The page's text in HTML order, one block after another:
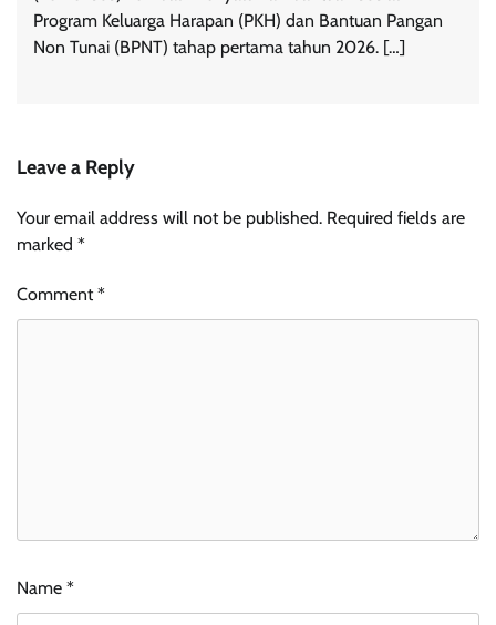
Program Keluarga Harapan (PKH) dan Bantuan Pangan
Non Tunai (BPNT) tahap pertama tahun 2026. […]
Leave a Reply
Your email address will not be published. Required fields are
marked *
Comment*
Name *